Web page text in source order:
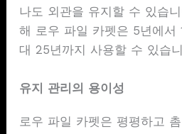
나도 외관을 유지할 수 있습
해 로우 파일 카펫은 5년에서
대 25년까지 사용할 수 있습
유지 관리의 용이성
로우 파일 카펫은 평평하고